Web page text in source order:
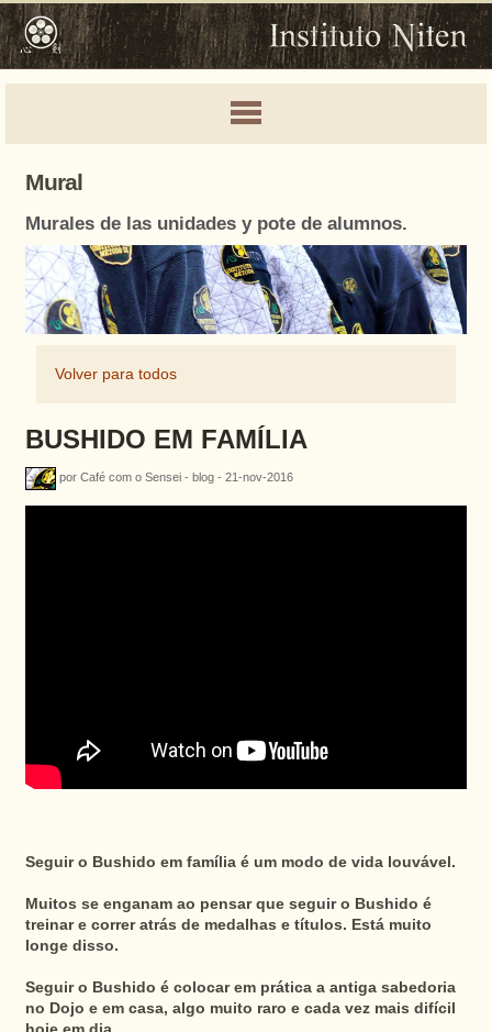
Mural
Murales de las unidades y pote de alumnos.
Volver para todos
BUSHIDO EM FAMÍLIA
por Café com o Sensei - blog - 21-nov-2016
Seguir o Bushido em família é um modo de vida louvável.
Muitos se enganam ao pensar que seguir o Bushido é
treinar e correr atrás de medalhas e títulos. Está muito
longe disso.
Seguir o Bushido é colocar em prática a antiga sabedoria
no Dojo e em casa, algo muito raro e cada vez mais difícil